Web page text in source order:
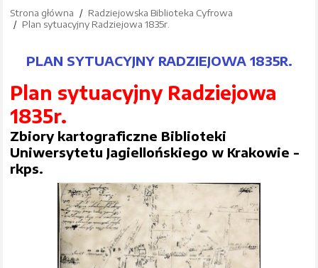
Strona główna
Radziejowska Biblioteka Cyfrowa
Plan sytuacyjny Radziejowa 1835r.
PLAN SYTUACYJNY RADZIEJOWA 1835R.
Plan sytuacyjny Radziejowa
1835r.
Zbiory kartograficzne Biblioteki
Uniwersytetu Jagiellońskiego w Krakowie -
rkps.